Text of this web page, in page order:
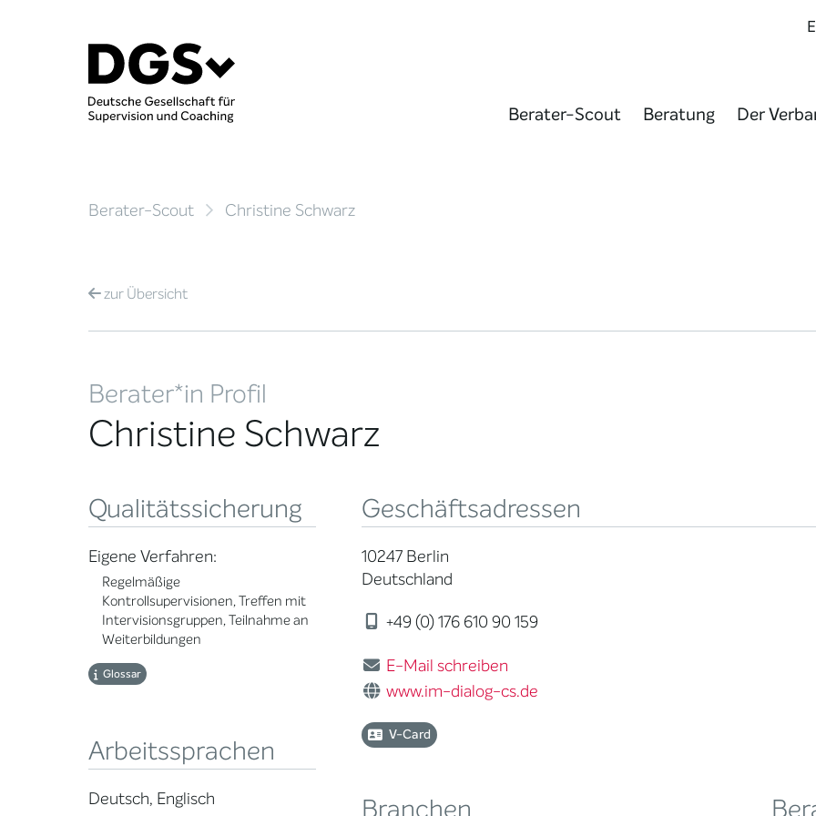
Berater-Scout Beratung Der
Berater-Scout Christine Schwarz
zurÜbersicht
Berater*in Profil
Christine Schwarz
Qualitätssicherung
Eigene Verfahren:
Regelmäßige
Kontrollsupervisionen, Treffen mit
Intervisionsgruppen, Teilnahme an
Weiterbildungen
Glossar
Arbeitssprachen
Deutsch, Englisch
Geschäftsadressen
10247 Berlin
Deutschland
+49 (0) 176 610 90 159
E-Mail schreiben
www.im-dialog-cs.de
V-Card